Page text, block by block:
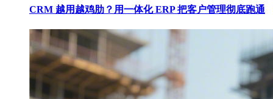
CRM 越用越鸡肋？用一体化 ERP 把客户管理彻底跑通